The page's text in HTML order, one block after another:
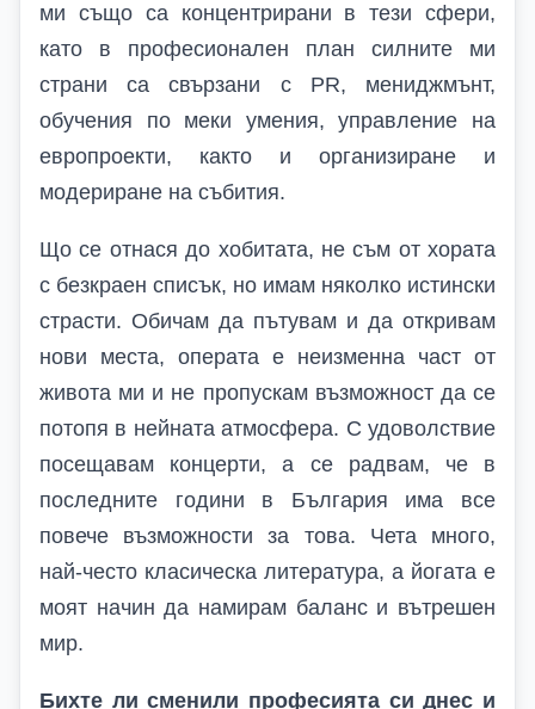
ми също са концентрирани в тези сфери,
като в професионален план силните ми
страни са свързани с PR, мениджмънт,
обучения по меки умения, управление на
европроекти, както и организиране и
модериране на събития.
Що се отнася до хобитата, не съм от хората
с безкраен списък, но имам няколко истински
страсти. Обичам да пътувам и да откривам
нови места, операта е неизменна част от
живота ми и не пропускам възможност да се
потопя в нейната атмосфера. С удоволствие
посещавам концерти, а се радвам, че в
последните години в България има все
повече възможности за това. Чета много,
най-често класическа литература, а йогата е
моят начин да намирам баланс и вътрешен
мир.
Бихте ли сменили професията си днес и